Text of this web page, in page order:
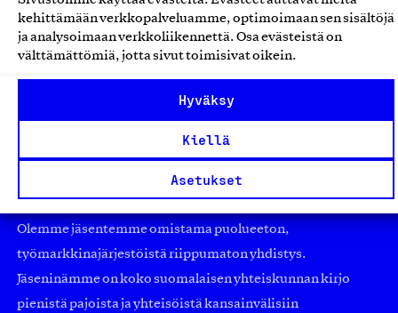
kehittämään verkkopalveluamme, optimoimaan sen sisältöjä
ja analysoimaan verkkoliikennettä. Osa evästeistä on
välttämättömiä, jotta sivut toimisivat oikein.
Hyväksy
Kiellä
Asetukset
Kellot ja korut
Olemme jäsentemme omistama puolueeton,
työmarkkinajärjestöistä riippumaton yhdistys.
Jäseninämme on koko suomalaisen yhteiskunnan kirjo
pienistä pajoista ja yhteisöistä kansainvälisiin